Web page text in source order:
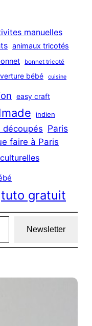
manuelles
animaux tricotés
bonnet tricoté
bébé cuisine
easy craft
indien
découpés Paris
faire à Paris
tuto gratuit
Newsletter